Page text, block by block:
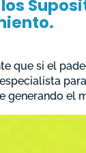
que si el
generando el